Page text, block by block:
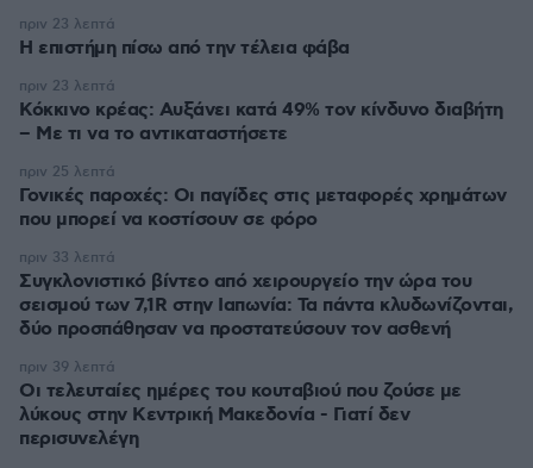
Η επιστήμη πίσω από την τέλεια φάβα
πριν 23 λεπτά
Κόκκινο κρέας: Αυξάνει κατά 49% τον κίνδυνο διαβήτη
– Με τι να το αντικαταστήσετε
πριν 23 λεπτά
Γονικές παροχές: Οι παγίδες στις μεταφορές χρημάτων
που μπορεί να κοστίσουν σε φόρο
πριν 25 λεπτά
Συγκλονιστικό βίντεο από χειρουργείο την ώρα του
σεισμού των 7,1R στην Ιαπωνία: Τα πάντα κλυδωνίζονται,
δύο προσπάθησαν να προστατεύσουν τον ασθενή
πριν 33 λεπτά
Οι τελευταίες ημέρες του κουταβιού που ζούσε με
λύκους στην Κεντρική Μακεδονία - Γιατί δεν
περισυνελέγη
πριν 39 λεπτά